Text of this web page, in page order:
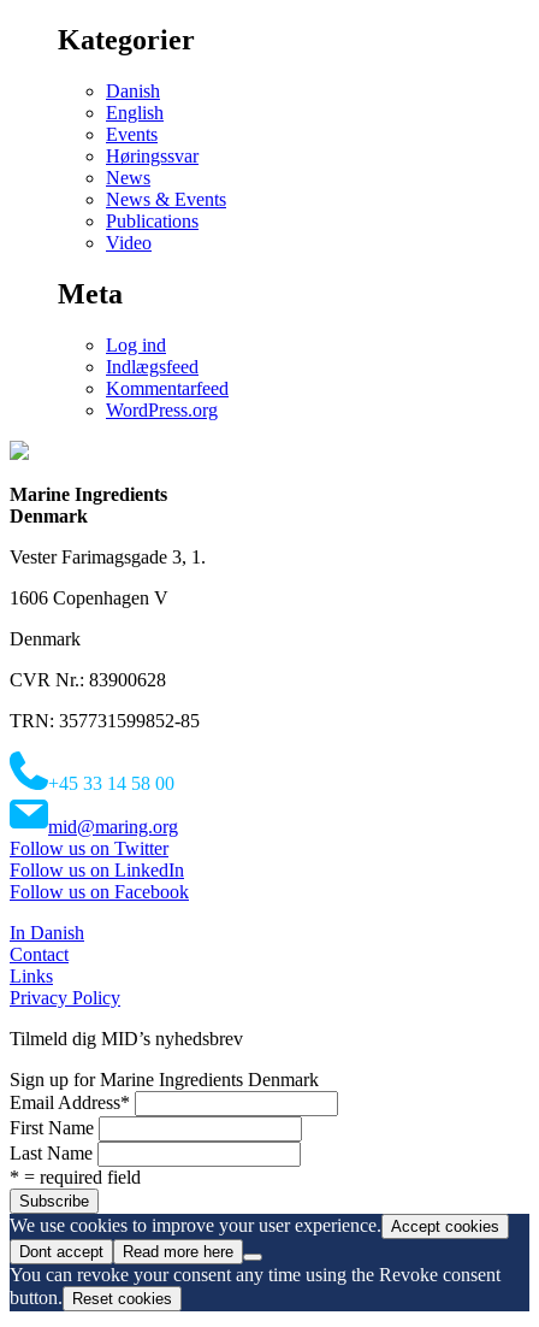
Kategorier
Danish
English
Events
Høringssvar
News
News & Events
Publications
Video
Meta
Log ind
Indlægsfeed
Kommentarfeed
WordPress.org
Marine Ingredients
Denmark
Vester Farimagsgade 3, 1.
1606 Copenhagen V
Denmark
CVR Nr.: 83900628
TRN: 357731599852-85
+45 33 14 58 00
mid@maring.org
Follow us on Twitter
Follow us on LinkedIn
Follow us on Facebook
In Danish
Contact
Links
Privacy Policy
Tilmeld dig MID’s nyhedsbrev
Sign up for Marine Ingredients Denmark
Email Address*
First Name
Last Name
* = required field
We use cookies to improve your user experience. Accept cookies
Dont accept
Read more here
You can revoke your consent any time using the Revoke consent
button.
Reset cookies